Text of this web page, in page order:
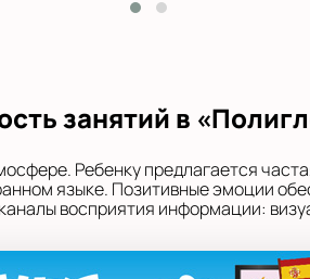
занятий в
Ребенку предлагается
языке. Позитивные эмоции
восприятия информации: